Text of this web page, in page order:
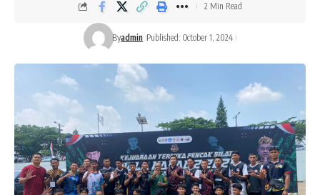
Byadmin Published: October 1, 2024
2 Min Read